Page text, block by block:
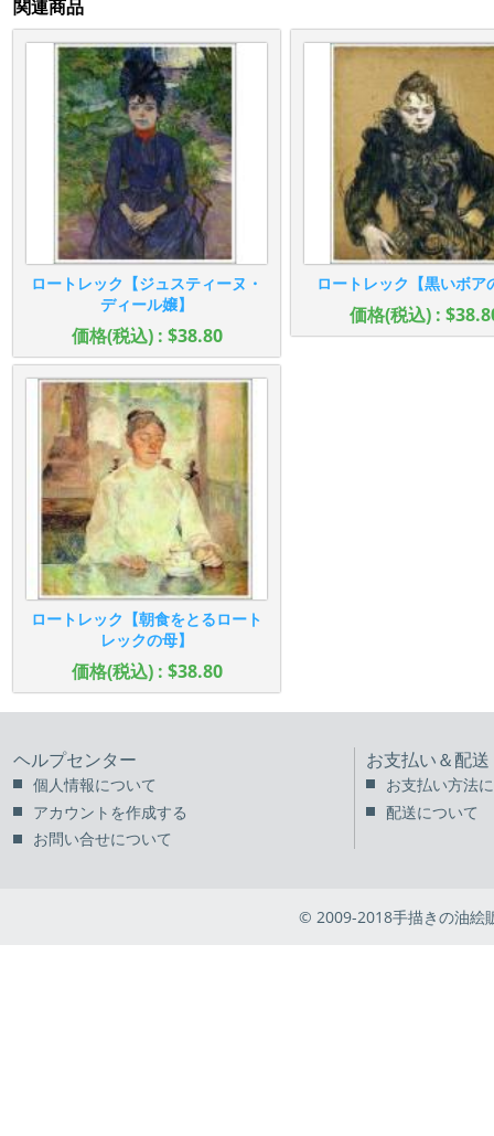
関連商品
ロートレック【ジュスティーヌ・
ディール嬢】
価格(税込) : $38.80
ロートレック【黒いボア
価格(税込) :
ロートレック【朝食をとるロート
レックの母】
価格(税込) : $38.80
ヘルプセンター
個人情報について
アカウントを作成する
お問い合せについて
お支払い＆配送
お支払い方法
配送について
© 2009-2018手描きの油絵